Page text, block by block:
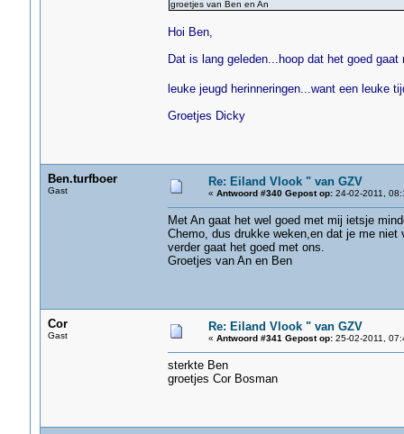
groetjes van Ben en An
Hoi Ben,
Dat is lang geleden...hoop dat het goed
leuke jeugd herinneringen...want een leuke
Groetjes Dicky
Ben.turfboer
Gast
Re: Eiland Vlook " van GZV
« Antwoord #340 Gepost op:24-02-2011,
Met An gaat het wel goed met mij ietsje
Chemo, dus drukke weken,en dat je me
verder gaat het goed met ons.
Groetjes van An en Ben
Cor
Gast
Re: Eiland Vlook " van GZV
« Antwoord #341 Gepost op:25-02-2011,
sterkte Ben
groetjes Cor Bosman